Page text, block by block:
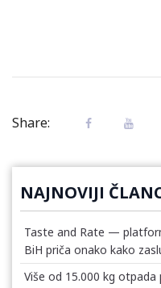
Share:
NAJNOVIJI
Taste and Rate —
BiH priča onako kako
Više od 15.000 kg